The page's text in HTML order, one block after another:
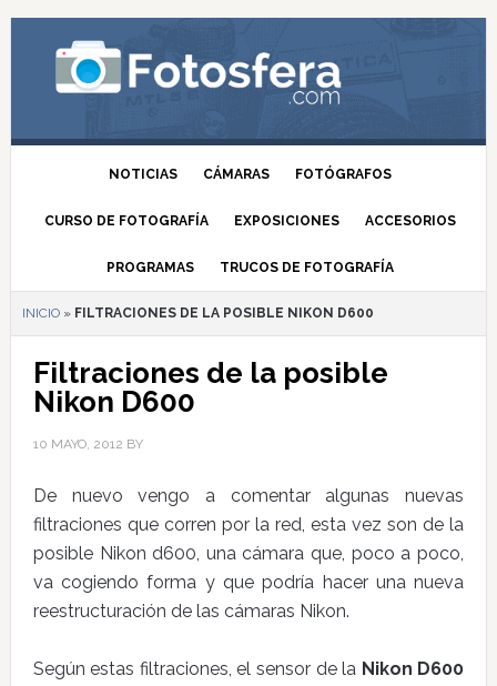
NOTICIAS CÁMARAS FOTÓGRAFOS
CURSO DE FOTOGRAFÍA EXPOSICIONES ACCESORIOS
PROGRAMAS TRUCOS DE FOTOGRAFÍA
INICIO» FILTRACIONES DE LA POSIBLE NIKON D600
Filtraciones de la posible
Nikon D600
10 MAYO, 2012 BY
De nuevo vengo a comentar algunas nuevas
filtraciones que corren por la red, esta vez son de la
posible Nikon d600, una cámara que, poco a poco,
va cogiendo forma y que podría hacer una nueva
reestructuración de las cámaras Nikon.
Según estas filtraciones, el sensor de la Nikon D600